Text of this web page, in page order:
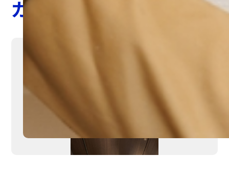
ガスコンロ交換